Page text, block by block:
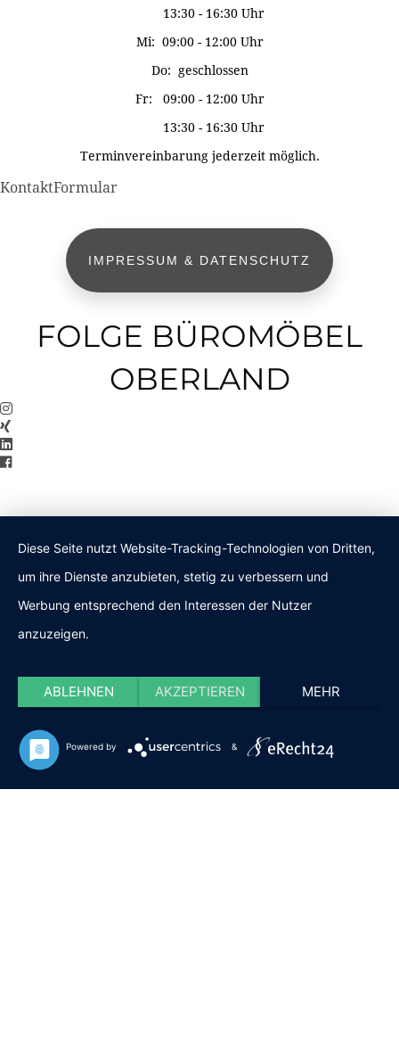
13:30 - 16:30 Uhr
Mi: 09:00 - 12:00 Uhr
Do: geschlossen
Fr: 09:00 - 12:00 Uhr
13:30 - 16:30 Uhr
Terminvereinbarung jederzeit möglich.
KontaktFormular
IMPRESSUM & DATENSCHUTZ
FOLGE BÜROMÖBEL
OBERLAND
Diese Seite nutzt Website-Tracking-Technologien von Dritten,
um ihre Dienste anzubieten, stetig zu verbessern und
Werbung entsprechend den Interessen der Nutzer
anzuzeigen.
ABLEHNEN AKZEPTIEREN MEHR
Powered by &